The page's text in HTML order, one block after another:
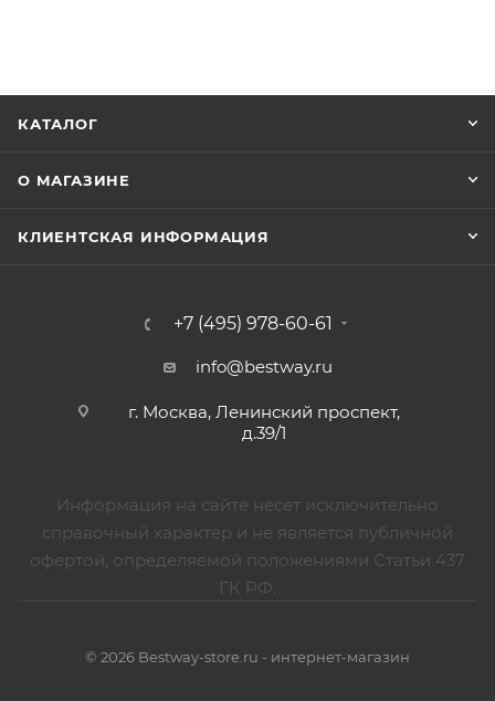
КАТАЛОГ
О МАГАЗИНЕ
КЛИЕНТСКАЯ ИНФОРМАЦИЯ
+7 (495) 978-60-61
info@bestway.ru
г. Москва, Ленинский проспект,
д.39/1
Информация на сайте несёт исключительно
справочный характер и не является публичной
офертой, определяемой положениями Статьи 437
ГК РФ.
© 2026 Bestway-store.ru - интернет-магазин